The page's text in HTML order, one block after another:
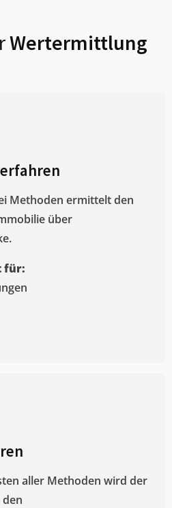
Wertermittlung
Methoden ermittelt den
über
für:
aller Methoden wird der